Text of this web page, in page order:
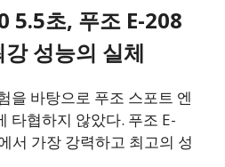
5.5초, 푸조 E-208
성능의 실체
을 바탕으로 푸조 스포트 엔
타협하지 않았다. 푸조 E-
서 가장 강력하고 최고의 성